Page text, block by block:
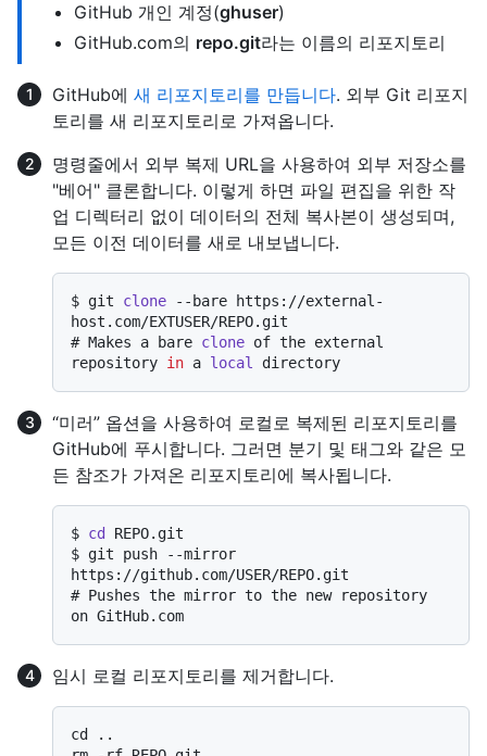
GitHub 개인 계정(ghuser)
GitHub.com의 repo.git라는 이름의 리포지토리
GitHub에 새 리포지토리를 만듭니다. 외부 Git 리포지
토리를 새 리포지토리로 가져옵니다.
명령줄에서 외부 복제 URL을 사용하여 외부 저장소를
"베어" 클론합니다. 이렇게 하면 파일 편집을 위한 작
업 디렉터리 없이 데이터의 전체 복사본이 생성되며,
모든 이전 데이터를 새로 내보냅니다.
$ git clone --bare https://external-
host.com/EXTUSER/REPO.git
# Makes a bare clone of the external
repository in a local directory
“미러” 옵션을 사용하여 로컬로 복제된 리포지토리를
GitHub에 푸시합니다. 그러면 분기 및 태그와 같은 모
든 참조가 가져온 리포지토리에 복사됩니다.
$ cd
REPO.git
$ git push --mirror
https://github.com/USER/REPO.git
# Pushes the mirror to the new repository
on GitHub.com
임시 로컬 리포지토리를 제거합니다.
cd ..